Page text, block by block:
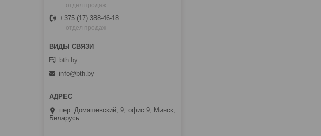
отдел продаж
+375 (17) 388-46-18
отдел продаж
bth.by
info@bth.by
пер. Домашевский, 9, офис 9, Минск,
Беларусь